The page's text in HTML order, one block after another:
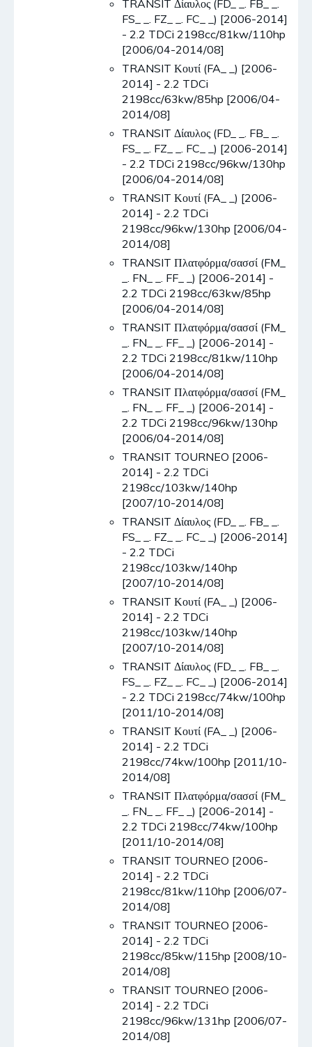
TRANSIT Δίαυλος (FD_ _. FB_ _.
FS_ _. FZ_ _. FC_ _) [2006-2014]
- 2.2 TDCi 2198cc/81kw/110hp
[2006/04-2014/08]
TRANSIT Κουτί (FA_ _) [2006-
2014] - 2.2 TDCi
2198cc/63kw/85hp [2006/04-
2014/08]
TRANSIT Δίαυλος (FD_ _. FB_ _.
FS_ _. FZ_ _. FC_ _) [2006-2014]
- 2.2 TDCi 2198cc/96kw/130hp
[2006/04-2014/08]
TRANSIT Κουτί (FA_ _) [2006-
2014] - 2.2 TDCi
2198cc/96kw/130hp [2006/04-
2014/08]
TRANSIT Πλατφόρμα/σασσί (FM_
_. FN_ _. FF_ _) [2006-2014] -
2.2 TDCi 2198cc/63kw/85hp
[2006/04-2014/08]
TRANSIT Πλατφόρμα/σασσί (FM_
_. FN_ _. FF_ _) [2006-2014] -
2.2 TDCi 2198cc/81kw/110hp
[2006/04-2014/08]
TRANSIT Πλατφόρμα/σασσί (FM_
_. FN_ _. FF_ _) [2006-2014] -
2.2 TDCi 2198cc/96kw/130hp
[2006/04-2014/08]
TRANSIT TOURNEO [2006-
2014] - 2.2 TDCi
2198cc/103kw/140hp
[2007/10-2014/08]
TRANSIT Δίαυλος (FD_ _. FB_ _.
FS_ _. FZ_ _. FC_ _) [2006-2014]
- 2.2 TDCi
2198cc/103kw/140hp
[2007/10-2014/08]
TRANSIT Κουτί (FA_ _) [2006-
2014] - 2.2 TDCi
2198cc/103kw/140hp
[2007/10-2014/08]
TRANSIT Δίαυλος (FD_ _. FB_ _.
FS_ _. FZ_ _. FC_ _) [2006-2014]
- 2.2 TDCi 2198cc/74kw/100hp
[2011/10-2014/08]
TRANSIT Κουτί (FA_ _) [2006-
2014] - 2.2 TDCi
2198cc/74kw/100hp [2011/10-
2014/08]
TRANSIT Πλατφόρμα/σασσί (FM_
_. FN_ _. FF_ _) [2006-2014] -
2.2 TDCi 2198cc/74kw/100hp
[2011/10-2014/08]
TRANSIT TOURNEO [2006-
2014] - 2.2 TDCi
2198cc/81kw/110hp [2006/07-
2014/08]
TRANSIT TOURNEO [2006-
2014] - 2.2 TDCi
2198cc/85kw/115hp [2008/10-
2014/08]
TRANSIT TOURNEO [2006-
2014] - 2.2 TDCi
2198cc/96kw/131hp [2006/07-
2014/08]